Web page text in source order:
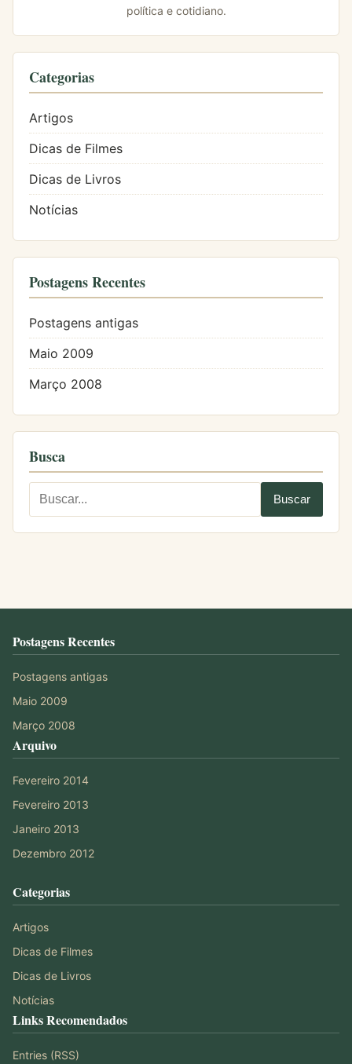
política e cotidiano.
Categorias
Artigos
Dicas de Filmes
Dicas de Livros
Notícias
Postagens Recentes
Postagens antigas
Maio 2009
Março 2008
Busca
Postagens Recentes
Postagens antigas
Maio 2009
Março 2008
Arquivo
Fevereiro 2014
Fevereiro 2013
Janeiro 2013
Dezembro 2012
Categorias
Artigos
Dicas de Filmes
Dicas de Livros
Notícias
Links Recomendados
Entries (RSS)